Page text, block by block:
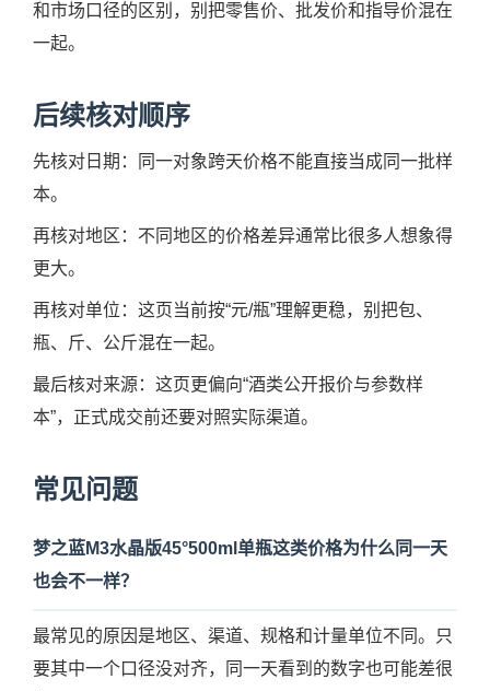
和市场口径的区别，别把零售价、批发价和指导价混在
一起。
后续核对顺序
先核对日期：同一对象跨天价格不能直接当成同一批样
本。
再核对地区：不同地区的价格差异通常比很多人想象得
更大。
再核对单位：这页当前按“元/瓶”理解更稳，别把包、
瓶、斤、公斤混在一起。
最后核对来源：这页更偏向“酒类公开报价与参数样
本”，正式成交前还要对照实际渠道。
常见问题
梦之蓝M3水晶版45°500ml单瓶这类价格为什么同一天
也会不一样？
最常见的原因是地区、渠道、规格和计量单位不同。只
要其中一个口径没对齐，同一天看到的数字也可能差很